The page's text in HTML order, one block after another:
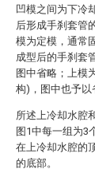
凹模之间为下冷
后形成手刹套管
模为定模，通常
成型后的手刹套
图中省略；上模
构)，图中也予以
所述上冷却水腔
图1中每一组为3
在上冷却水腔的
的底部。